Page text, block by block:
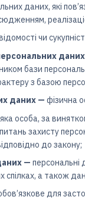
даних, які
чи
бази
з базою
даних — фізична
особа, за
захисту
до закону;
— персональні
спілках, а також
для